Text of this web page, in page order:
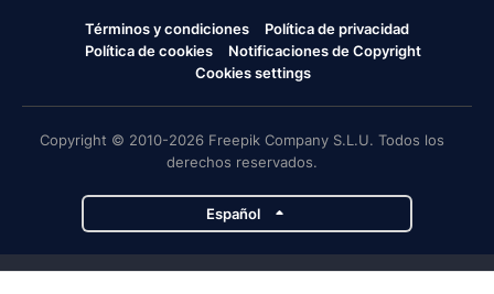
Términos y condiciones
Política de privacidad
Política de cookies
Notificaciones de Copyright
Cookies settings
Copyright © 2010-2026 Freepik Company S.L.U. Todos los
derechos reservados.
Español